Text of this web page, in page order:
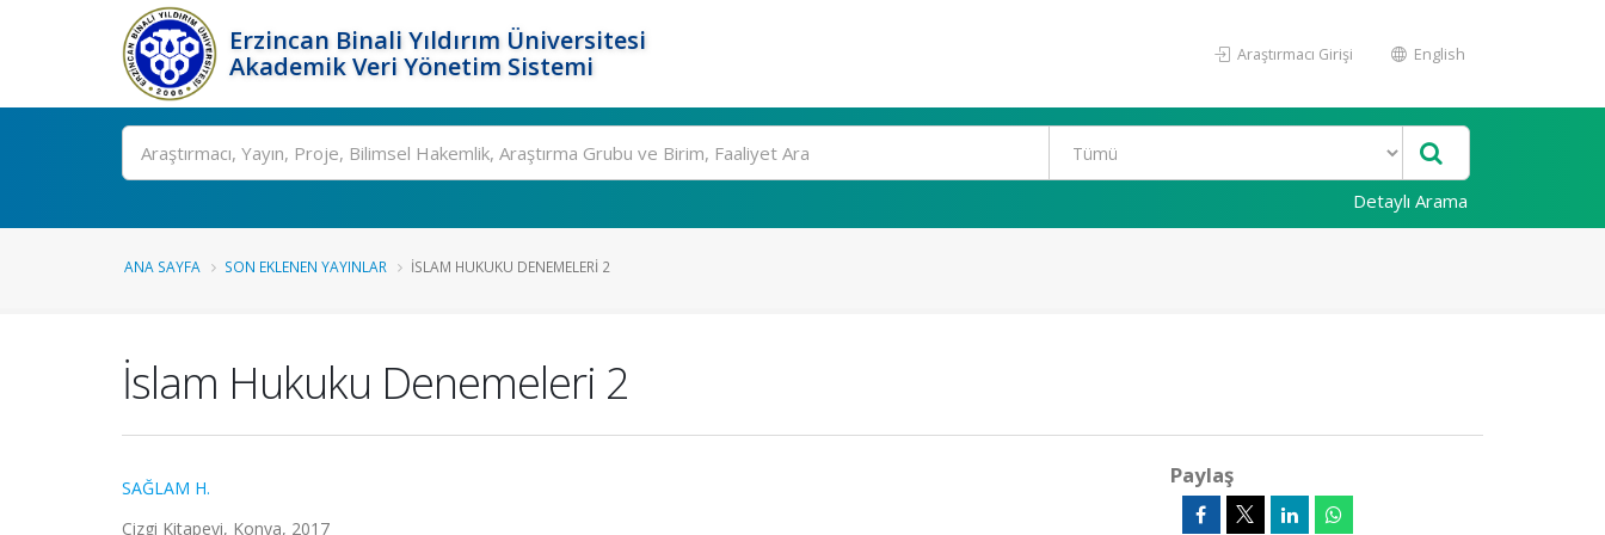
Erzincan Binali Yıldırım Üniversitesi
Akademik Veri Yönetim Sistemi
Araştırmacı Girişi English
Ara
Detaylı Arama
ANA SAYFA SON EKLENEN YAYINLAR İSLAM HUKUKU DENEMELERI 2
İslam Hukuku Denemeleri 2
SAĞLAM H.
Çizgi Kitapevi, Konya, 2017
Paylaş